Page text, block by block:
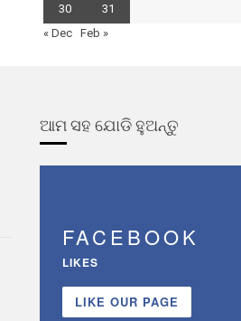
30
31
« Dec
Feb »
ଆମ ସହ ଯୋଡି ହୁଅନ୍ତୁ
FACEBOOK
LIKES
LIKE OUR PAGE